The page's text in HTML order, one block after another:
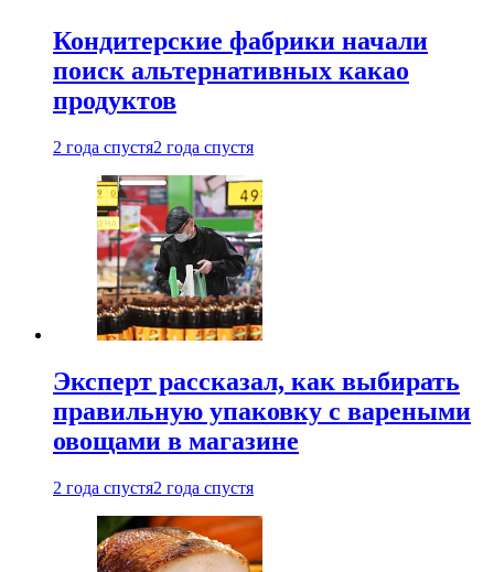
Кондитерские фабрики начали
поиск альтернативных какао
продуктов
2 года спустя2 года спустя
Эксперт рассказал, как выбирать
правильную упаковку с вареными
овощами в магазине
2 года спустя2 года спустя